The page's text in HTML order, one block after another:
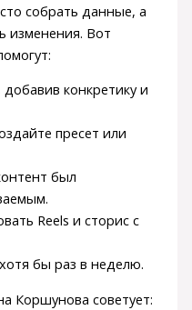
собрать данные, а
изменения. Вот
конкретику и
пресет или
был
Reels и сторис с
бы раз в неделю.
Коршунова советует: